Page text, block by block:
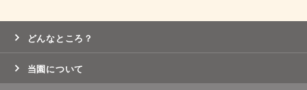
どんなところ？
当園について